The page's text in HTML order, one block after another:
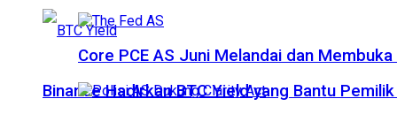
Binance Hadirkan BTC Yield yang Bantu
Core PCE AS Juni Melandai dan